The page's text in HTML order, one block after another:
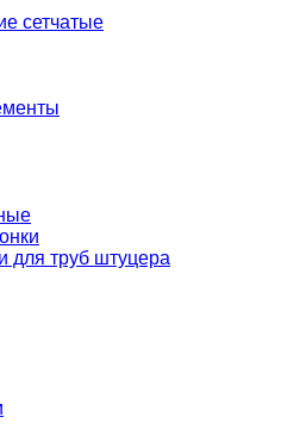
сетчатые
для труб штуцера